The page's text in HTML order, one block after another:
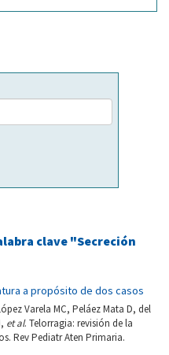
clave "Secreción
a propósito de dos casos
Varela MC, Peláez Mata D, del
et al. Telorragia: revisión de la
Rev Pediatr Aten Primaria.